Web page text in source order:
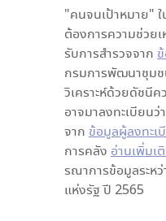
"คนจนเป้าหมาย" ใ
ต้องการความช่วย
รับการสำรวจจาก
กรมการพัฒนาชุมช
วิเคราะห์ด้วยดัชนี
อาจมาลงทะเบียน
จาก ข้อมูลผู้ลงทะเ
การคลัง อ่านเพิ่มเ
รณาการข้อมูลระห
แห่งรัฐ ปี 2565